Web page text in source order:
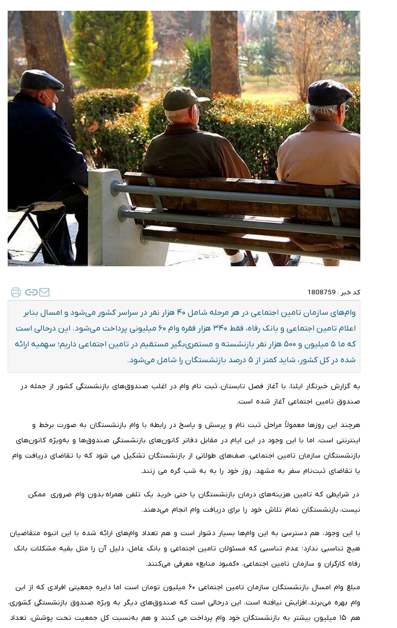
کد خبر : 1808759
وام‌های سازمان تامین اجتماعی در هر مرحله شامل ۴۰ هزار نفر در سراسر کشور می‌شود و امسال بنابر
اعلام تامین اجتماعی و بانک رفاه، فقط ۳۴۰ هزار فقره وام ۶۰ میلیونی پرداخت می‌شود. این درحالی است
که ما ۵ میلیون و ۵۰۰ هزار نفر بازنشسته و مستمری‌بگیر مستقیم در تامین اجتماعی داریم؛ سهمیه ارائه
شده در کل کشور، شاید کمتر از ۵ درصد بازنشستگان را شامل می‌شود.
به گزارش خبرنگار ایلنا، با آغاز فصل تابستان، ثبت نام وام در اغلب صندوق‌های بازنشستگی کشور از جمله در
صندوق تامین اجتماعی آغاز شده است.
هرچند این روزها معمولاً مراحل ثبت نام و پرسش و پاسخ در رابطه با وام بازنشستگان به صورت برخط و
اینترنتی است، اما با این وجود در این ایام در مقابل دفاتر کانون‌های بازنشستگی صندوق‌ها و به‌ویژه کانون‌های
بازنشستگان سازمان تامین اجتماعی، صف‌های طولانی از بازنشستگان تشکیل می شود که با تقاضای دریافت وام
یا تقاضای ثبت‌نام سفر به مشهد، روز خود را به به شب گره می زنند.
در شرایطی که تامین هزینه‌های درمان بازنشستگان یا حتی خرید یک تلفن همراه بدون وام ضروری ممکن
نیست، بازنشستگان تمام تلاش خود را برای دریافت وام انجام می‌دهند.
با این وجود، هم دسترسی به این وام‌ها بسیار دشوار است و هم تعداد وام‌های ارائه شده با این انبوه متقاضیان
هیچ تناسبی ندارد؛ عدم‌ تناسبی که مسئولان تامین اجتماعی و بانک عامل، دلیل آن را مثل بقیه مشکلات بانک
رفاه کارگران و سازمان تامین اجتماعی، «کمبود منابع» معرفی می‌کنند.
مبلغ وام امسال بازنشستگان سازمان تامین اجتماعی ۶۰ میلیون تومان است اما دایره جمعیتی افرادی که از این
وام بهره می‌برند، افزایش نیافته است. این درحالی است که صندوق‌های دیگر به ویژه صندوق بازنشستگی کشوری،
هم ۱۵ میلیون بیشتر به بازنشستگان خود وام پرداخت می کنند و هم به‌نسبت کل جمعیت تحت پوشش، تعداد